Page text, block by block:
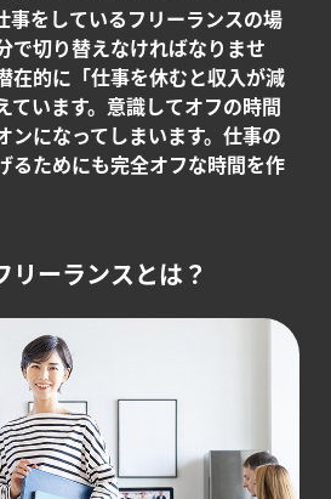
事をしているフリーランスの場
で切り替えなければなりませ
在的に「仕事を休むと収入が減
ています。意識してオフの時間
ンになってしまいます。仕事の
るためにも完全オフな時間を作
リーランスとは？